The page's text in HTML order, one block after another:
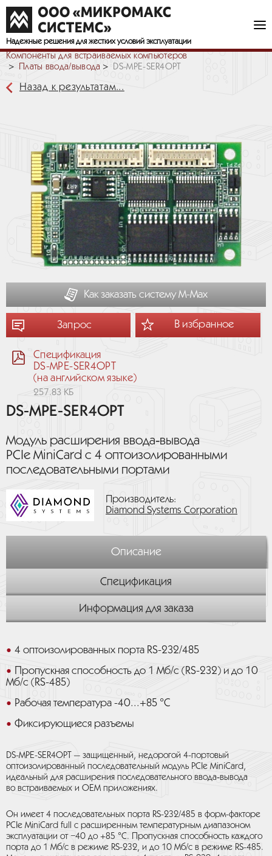
Надежные решения для жестких условий эксплуатации
Компоненты для встраиваемых компьютеров
Платы ввода/вывода
DS-MPE-SER4OPT
Назад к результатам...
Как заказать систему М-Мах
Запрос В избранное
Спецификация
DS-MPE-SER4OPT
(на английском языке)
257.83 КБ
DS-MPE-SER4OPT
Модуль расширения ввода‑вывода
PCIe MiniCard с 4 оптоизолированными
последовательными портами
Производитель:
Diamond Systems Corporation
Описание
Спецификация
Информация для заказа
4 оптоизолированных порта RS-232/485
Пропускная способность до 1 Mб/с (RS-232) и до 10
Мб/с (RS-485)
Рабочая температура -40...+85 °C
Фиксирующиеся разъемы
DS-MPE-SER4OPT — защищенный, недорогой 4-портовый
оптоизолированный последовательный модуль PCIe MiniCard,
идеальный для pасширения последовательного ввода‑вывода
во встраиваемых и OEM приложениях.
Он имеет 4 последовательных порта RS-232/485 в форм-факторе
PCIe MiniCard full с расширенным температурным диапазоном
эксплуатации от −40 до +85 °C. Пропускная способность каждого
порта до 1 Мб/с в режиме RS-232, и до 10 Мб/с в режиме RS-485.